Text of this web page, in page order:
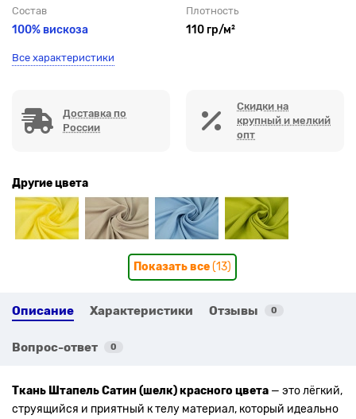
Состав
100% вискоза
Плотность
110 гр/м²
Все характеристики
Доставка по
России
Скидки на
крупный и мелкий
опт
Другие цвета
Показать все(13)
Описание Характеристики Отзывы 0
Вопрос-ответ 0
Ткань Штапель Сатин (шелк) красного цвета — это лёгкий,
струящийся и приятный к телу материал, который идеально